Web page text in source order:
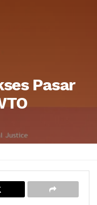
Pasar